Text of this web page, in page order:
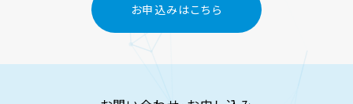
お申込みはこちら